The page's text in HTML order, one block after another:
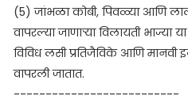
(5) जांभळा कोबी, पिवळ्या आणि
वापरल्या जाणाऱ्या विलायती भाज्या
विविध लसी प्रतिजैविके आणि मानवी
वापरली जातात.
--------------------------